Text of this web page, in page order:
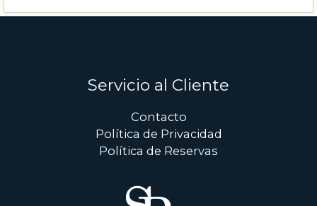
Servicio al Cliente
Contacto
Política de Privacidad
Política de Reservas